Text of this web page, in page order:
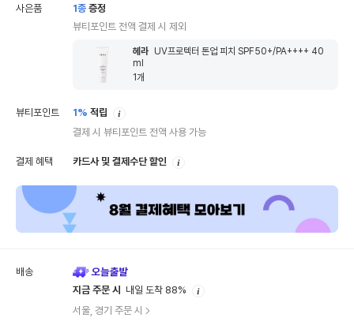
사은품 1종 증정
뷰티포인트 전액 결제 시 제외
헤라 UV프로텍터 톤업 피치 SPF50+/PA++++ 40
ml
1개
뷰티포인트 1% 적립
결제 시 뷰티포인트 전액 사용 가능
결제 혜택 카드사 및 결제수단 할인
배송
지금 주문 시
내일 도착 88%
서울, 경기 주문 시